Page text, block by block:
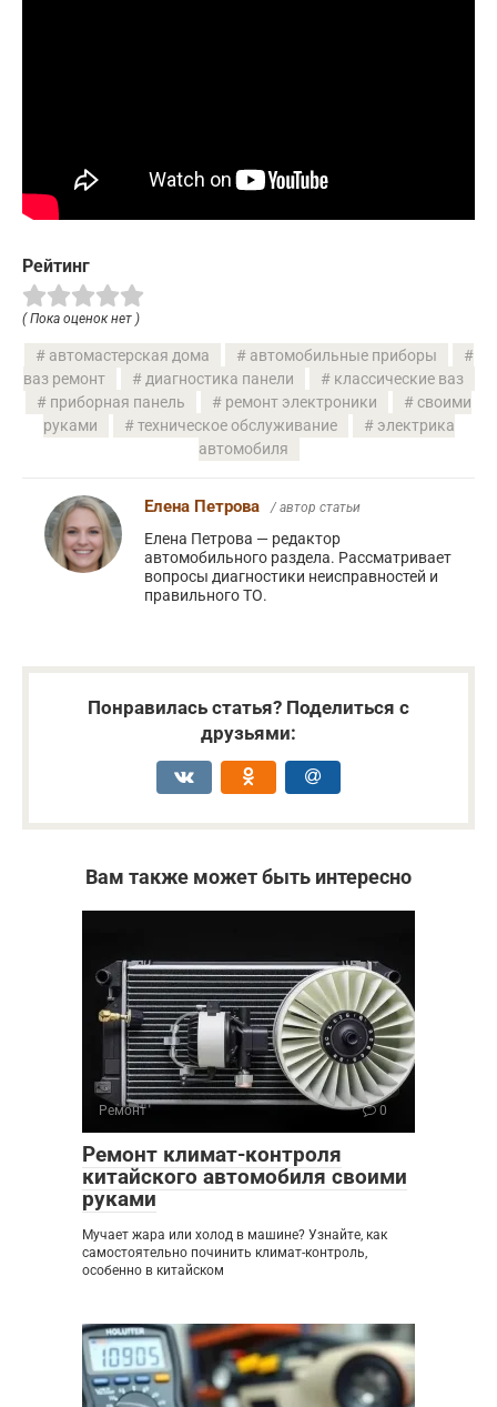
Рейтинг
( Пока оценок нет )
автомастерская дома
автомобильные приборы
ваз ремонт
диагностика панели
классические ваз
приборная панель
ремонт электроники
своими
руками
техническое обслуживание
электрика
автомобиля
Елена Петрова / автор статьи
Елена Петрова — редактор
автомобильного раздела. Рассматривает
вопросы диагностики неисправностей и
правильного ТО.
Понравилась статья? Поделиться с
друзьями:
Вам также может быть интересно
Ремонт 0
Ремонт климат-контроля
китайского автомобиля своими
руками
Мучает жара или холод в машине? Узнайте, как
самостоятельно починить климат-контроль,
особенно в китайском